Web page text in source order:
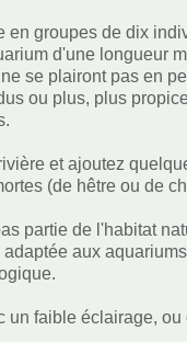
en groupes de dix
d'une longueur
se plairont pas en
ou plus, plus
et ajoutez
(de hêtre ou de
partie de l'habitat
aux
faible éclairage,